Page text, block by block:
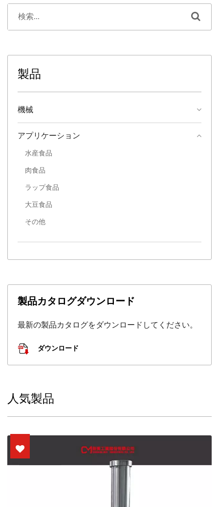
製品
機械
アプリケーション
水産食品
肉食品
ラップ食品
大豆食品
その他
製品カタログダウンロード
最新の製品カタログをダウンロードしてください。
ダウンロード
人気製品